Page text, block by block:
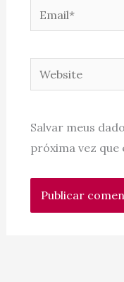
Email*
Website
Salvar meus
próxima vez que